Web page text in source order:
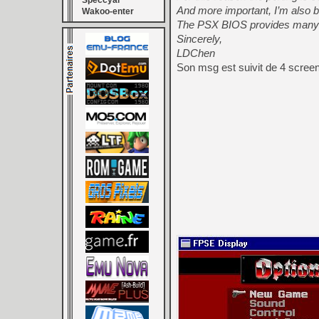
Wakoo-enter
And more important, I’m also
The PSX BIOS provides
Sincerely,
LDChen
Son msg est suivit de 4